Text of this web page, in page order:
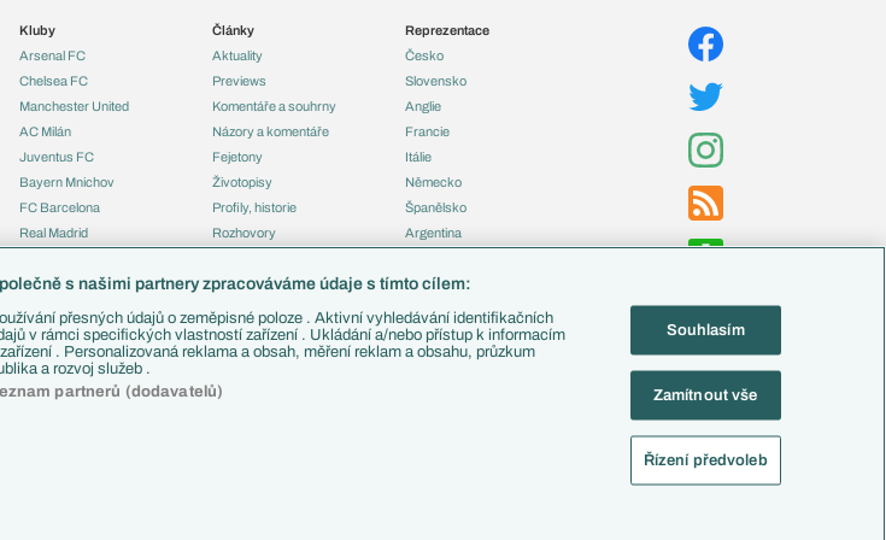
Kluby
Arsenal FC
Chelsea FC
Manchester United
AC Milán
Juventus FC
Bayern Mnichov
FC Barcelona
Real Madrid
Články
Aktuality
Previews
Komentáře a souhrny
Názory a komentáře
Fejetony
Životopisy
Profily, historie
Rozhovory
Reprezentace
Česko
Slovensko
Anglie
Francie
Itálie
Německo
Španělsko
Argentina
Zápasy
Livescore
s našimi partnery zpracováváme údaje s tímto cílem:
přesných údajů o zeměpisné poloze . Aktivní vyhledávání identifikačních
v rámci specifických vlastností zařízení . Ukládání a/nebo přístup k informacím
. Personalizovaná reklama a obsah, měření reklam a obsahu, průzkum
a rozvoj služeb .
partnerů (dodavatelů)
Souhlasím
Zamítnout vše
Řízení předvoleb